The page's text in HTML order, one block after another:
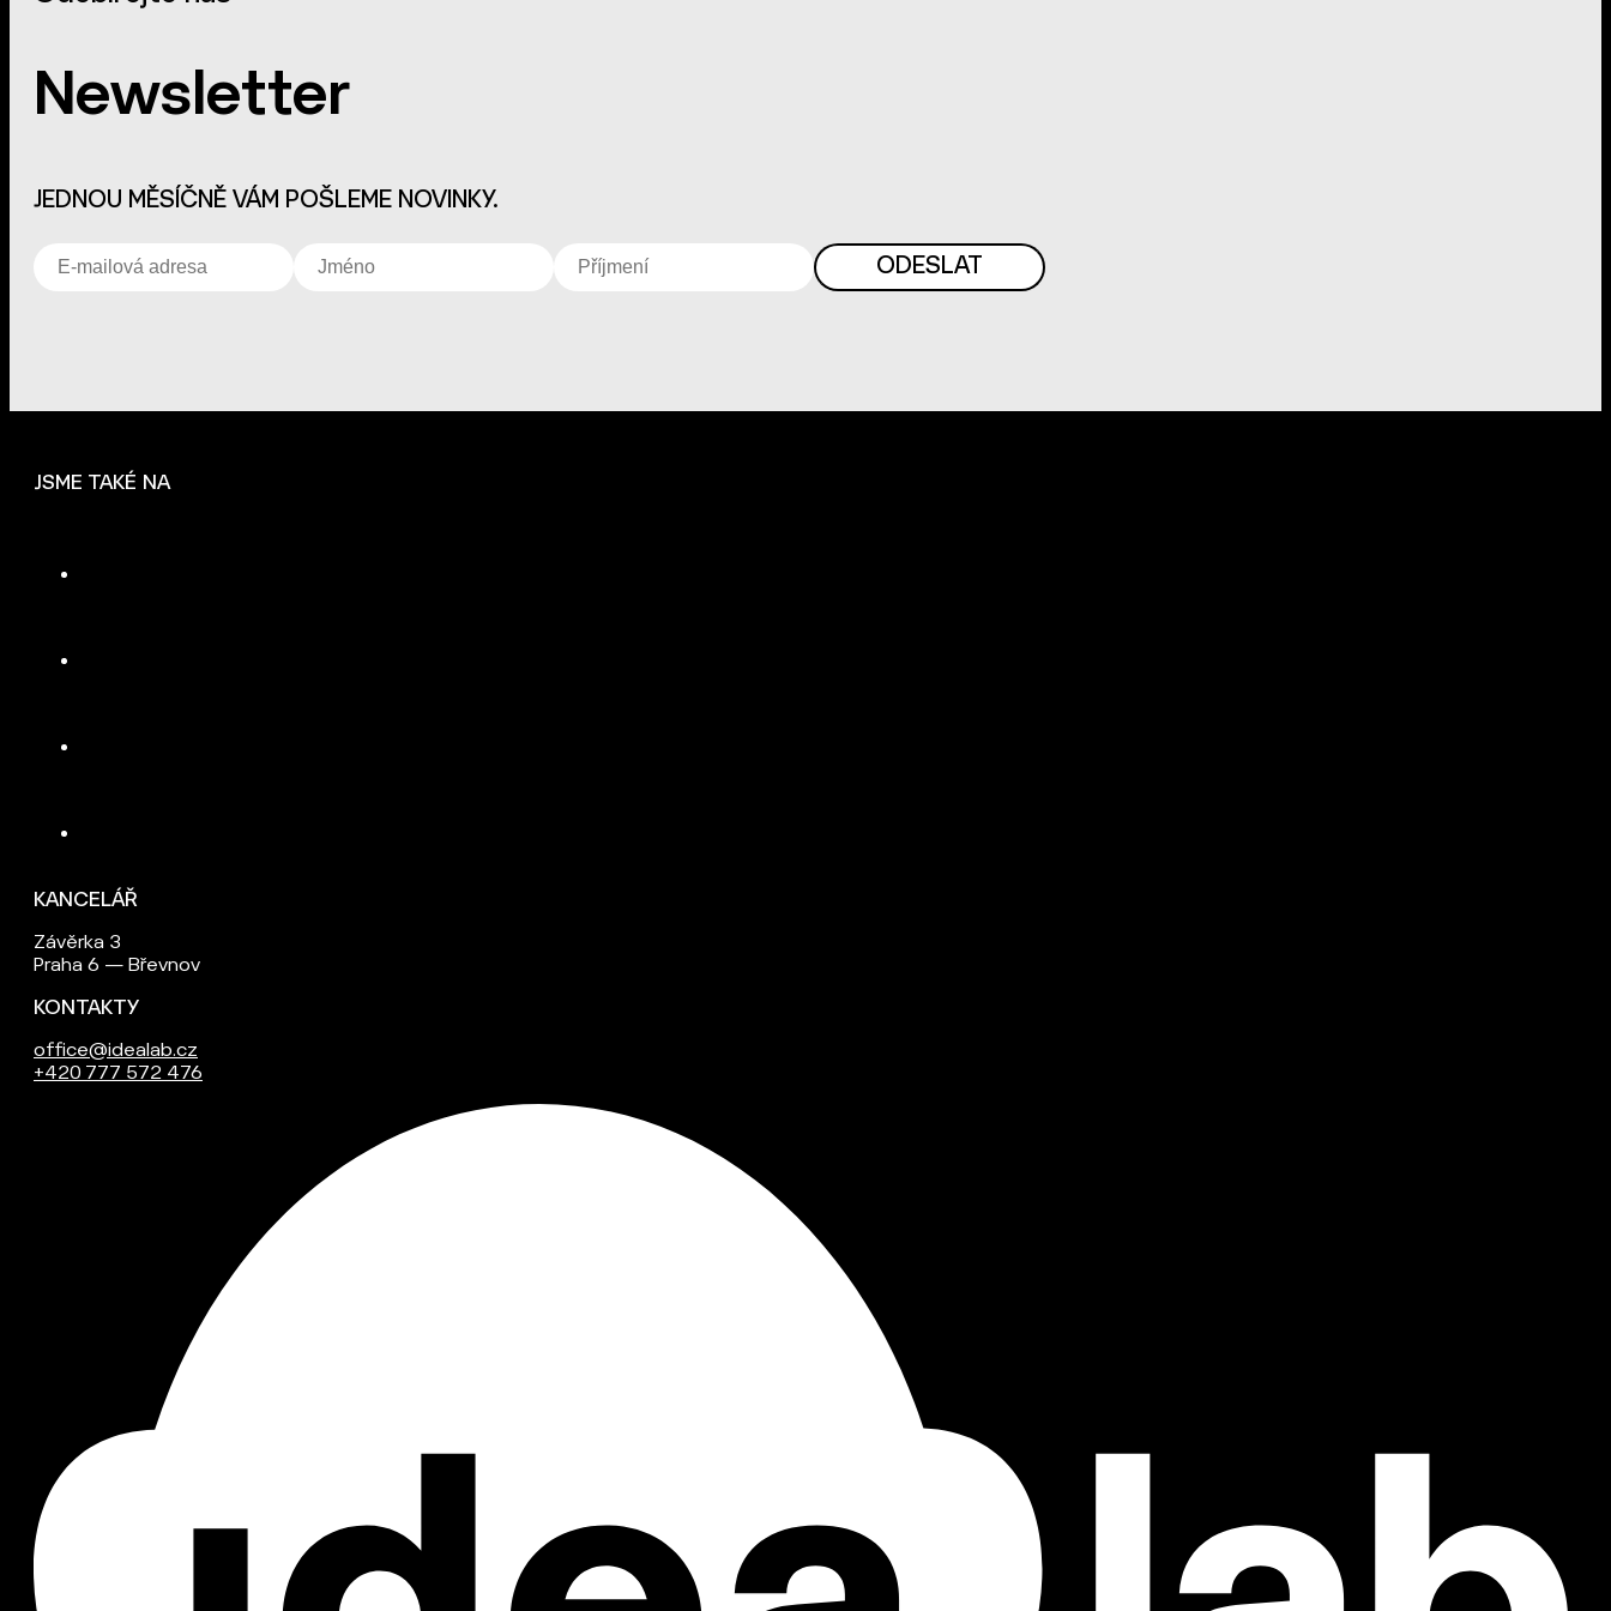
Newsletter
JEDNOU MĚSÍČNĚ VÁM POŠLEME NOVINKY.
JSME TAKÉ NA
KANCELÁŘ
Závěrka 3
Praha 6 — Břevnov
KONTAKTY
office@idealab.cz
+420 777 572 476